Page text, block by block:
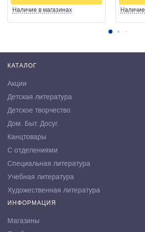
Наличие в магазинах Наличие
КАТАЛОГ
Акции
Детская литература
Детское творчество
Дом. Быт. Досуг.
Канцтовары
С отделениями
Специальная литература
Учебная литература
Художественная литература
ИНФОРМАЦИЯ
Магазины